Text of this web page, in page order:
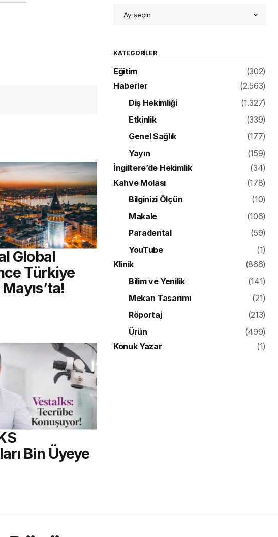
Global
Türkiye
Bin Üyeye
KATEGORILER
Eğitim
(302)
Haberler
(2.563)
Diş Hekimliği
(1.327)
Etkinlik
(339)
Genel Sağlık
(177)
Yayın
(159)
İngiltere’de Hekimlik
(34)
Kahve Molası
(178)
Bilginizi Ölçün
(10)
Makale
(106)
Paradental
(59)
YouTube
(1)
Klinik
(866)
Bilim ve Yenilik
(141)
Mekan Tasarımı
(21)
Röportaj
(213)
Ürün
(499)
Konuk Yazar
(1)